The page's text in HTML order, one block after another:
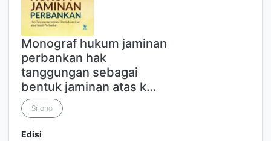
Monograf hukum jaminan
perbankan hak
tanggungan sebagai
bentuk jaminan atas k…
Sriono
Edisi